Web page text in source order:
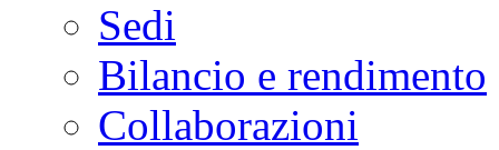
Sedi
Bilancio e rendimento
Collaborazioni